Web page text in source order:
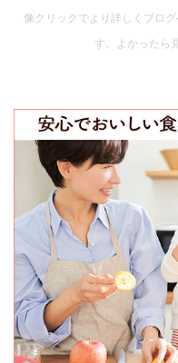
像クリックでより詳しくブロ
す。よかったら